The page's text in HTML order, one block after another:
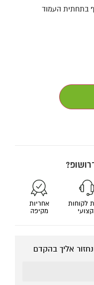
בתחתית העמוד
לקוחות
אחריות
מקיפה
אליך בהקדם